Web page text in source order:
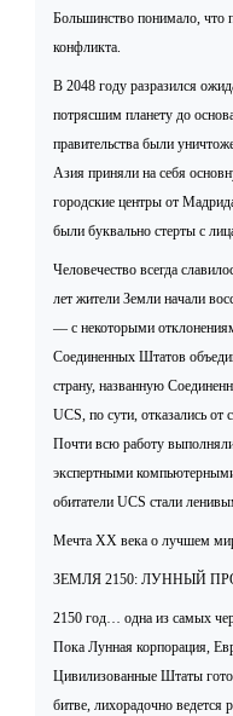
Большинство понимало, что
конфликта.
В 2048 году разразился
потрясшим планету до
правительства были
Азия приняли на себя
городские центры от
были буквально стерты с
Человечество всегда
лет жители Земли начали
— с некоторыми
Соединенных Штатов
страну, названную
UCS, по сути, отказались
Почти всю работу
экспертными
обитатели UCS стали
Мечта ХХ века о лучшем
ЗЕМЛЯ 2150: ЛУННЫЙ
2150 год… одна из самых
Пока Лунная корпорация,
Цивилизованные Штаты
битве, лихорадочно ведется